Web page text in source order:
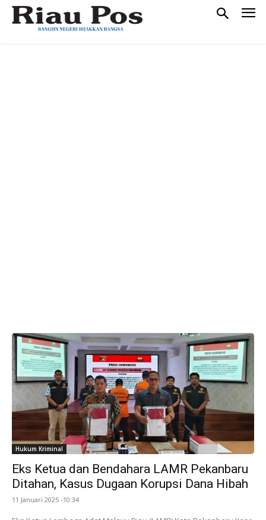
Hukum Kriminal
Eks Ketua dan Bendahara LAMR Pekanbaru
Ditahan, Kasus Dugaan Korupsi Dana Hibah
11 Januari 2025 -10:34